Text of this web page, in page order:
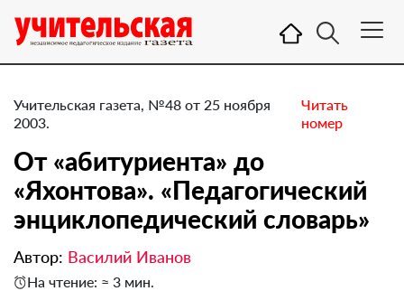
Учительская газета, №48 от 25 ноября
2003.
Читать
номер
От «абитуриента» до
«Яхонтова». «Педагогический
энциклопедический словарь»
Автор: Василий Иванов
На чтение: ≈ 3 мин.